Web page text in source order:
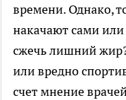
времени. Однако,
накачают сами
сжечь лишний
или вредно
счет мнение